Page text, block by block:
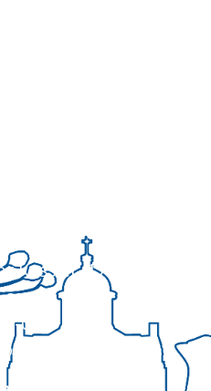
3 da CNBB
Kessler, 174
– RS
000